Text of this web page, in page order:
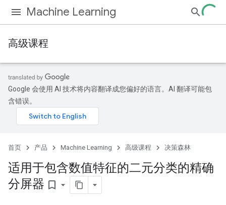
Machine Learning
高级课程
Google 会使用 AI 技术将内容翻译成您偏好的语言。AI 翻译可能包
含错误。
首页 产品 Machine Learning 高级课程 决策森林
适用于包含数值特征的二元分类的精确
分屏器 bookmark_border